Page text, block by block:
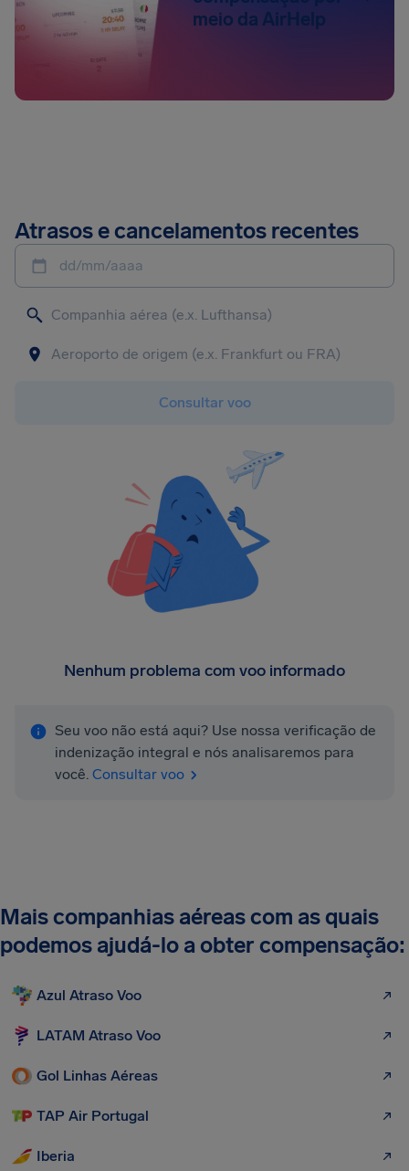
meio da AirHelp
Atrasos e cancelamentos recentes
dd/mm/aaaa
Consultar voo
Nenhum problema com voo informado
Seu voo não está aqui? Use nossa verificação de
indenização integral e nós analisaremos para
você. Consultar voo
Mais companhias aéreas com as quais
podemos ajudá-lo a obter compensação:
Azul Atraso Voo
LATAM Atraso Voo
Gol Linhas Aéreas
TAP Air Portugal
Iberia